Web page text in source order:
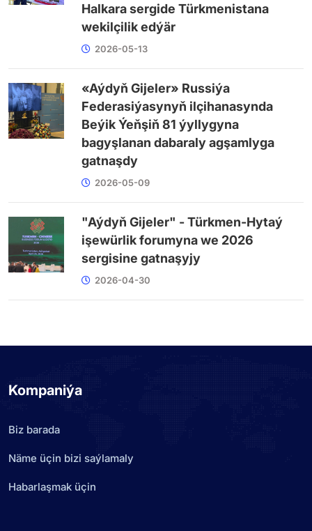
Halkara sergide Türkmenistana
wekilçilik edýär
2026-05-13
«Aýdyň Gijeler» Russiýa
Federasiýasynyň ilçihanasynda
Beýik Ýeňşiň 81 ýyllygyna
bagyşlanan dabaraly agşamlyga
gatnaşdy
2026-05-09
"Aýdyň Gijeler" - Türkmen-Hytaý
işewürlik forumyna we 2026
sergisine gatnaşyjy
2026-04-30
Kompaniýa
Biz barada
Näme üçin bizi saýlamaly
Habarlaşmak üçin